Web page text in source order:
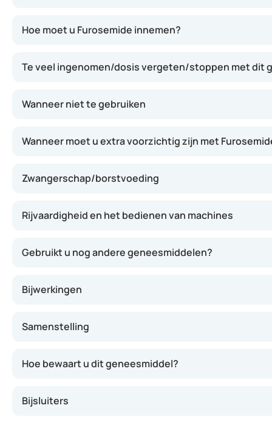
Hoe moet u Furosemide innemen?
Te veel ingenomen/dosis vergeten/stoppen met dit
Wanneer niet te gebruiken
Wanneer moet u extra voorzichtig zijn met
Zwangerschap/borstvoeding
Rijvaardigheid en het bedienen van machines
Gebruikt u nog andere geneesmiddelen?
Bijwerkingen
Samenstelling
Hoe bewaart u dit geneesmiddel?
Bijsluiters